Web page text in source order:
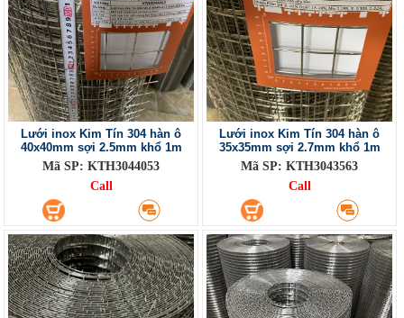
Lưới inox Kim Tín 304 hàn ô
40x40mm sợi 2.5mm khổ 1m
Mã SP: KTH3044053
Call
Lưới inox Kim Tín 304 hàn ô
35x35mm sợi 2.7mm khổ 1m
Mã SP: KTH3043563
Call